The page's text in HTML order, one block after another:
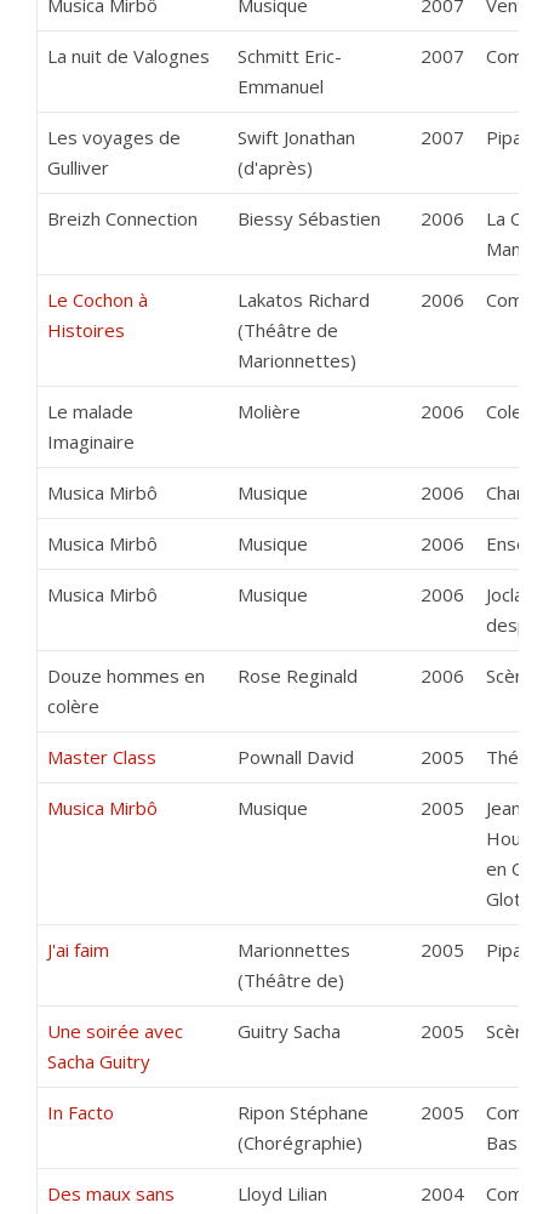
Musica Mirbô Musique 2007 Vent
La nuit de Valognes
Schmitt Eric-
Emmanuel
2007
Les voyages de
Gulliver
Swift Jonathan
(d'après)
2007 Pipa
Breizh Connection Biessy Sébastien 2006
La
Le Cochon à
Histoires
Lakatos Richard
(Théâtre de
Marionnettes)
2006
Le malade
Imaginaire
Molière 2006
Musica Mirbô Musique 2006
Musica Mirbô Musique 2006
Musica Mirbô Musique 2006
Douze hommes en
colère
Rose Reginald 2006 Scène
Master Class Pownall David 2005
Musica Mirbô Musique 2005
Jean-
en
J'ai faim
Marionnettes
(Théâtre de)
2005 Pipa
Une soirée avec
Sacha Guitry
Guitry Sacha 2005 Scène
In Facto
Ripon Stéphane
(Chorégraphie)
2005
Des maux sans
Lloyd Lilian 2004